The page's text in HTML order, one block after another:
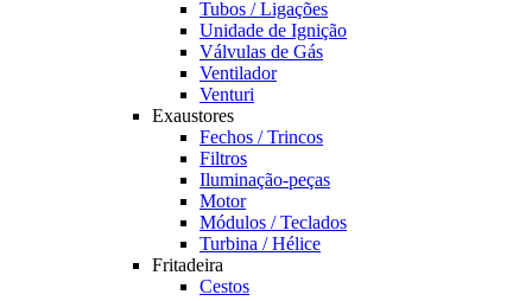
Tubos / Ligações
Unidade de Ignição
Válvulas de Gás
Ventilador
Venturi
Exaustores
Fechos / Trincos
Filtros
Iluminação-peças
Motor
Módulos / Teclados
Turbina / Hélice
Fritadeira
Cestos